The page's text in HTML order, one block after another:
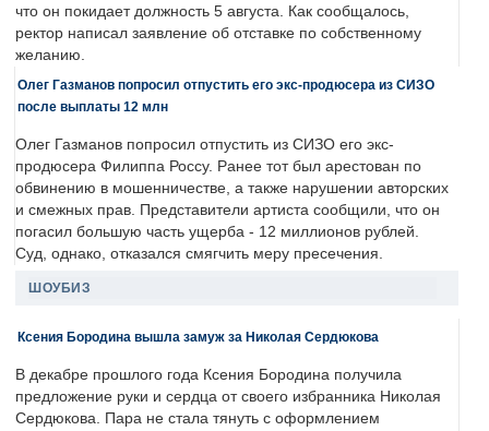
что он покидает должность 5 августа. Как сообщалось,
ректор написал заявление об отставке по собственному
желанию.
Олег Газманов попросил отпустить его экс-продюсера из СИЗО
после выплаты 12 млн
Олег Газманов попросил отпустить из СИЗО его экс-
продюсера Филиппа Россу. Ранее тот был арестован по
обвинению в мошенничестве, а также нарушении авторских
и смежных прав. Представители артиста сообщили, что он
погасил большую часть ущерба - 12 миллионов рублей.
Суд, однако, отказался смягчить меру пресечения.
ШОУБИЗ
Ксения Бородина вышла замуж за Николая Сердюкова
В декабре прошлого года Ксения Бородина получила
предложение руки и сердца от своего избранника Николая
Сердюкова. Пара не стала тянуть с оформлением